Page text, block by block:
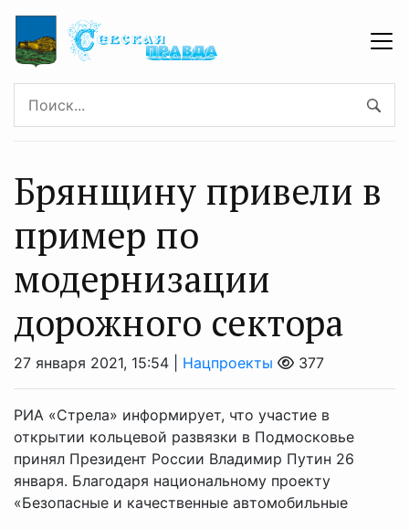
Брянщину привели в
пример по
модернизации
дорожного сектора
27 января 2021, 15:54 | Нацпроекты 377
РИА «Стрела» информирует, что участие в
открытии кольцевой развязки в Подмосковье
принял Президент России Владимир Путин 26
января. Благодаря национальному проекту
«Безопасные и качественные автомобильные